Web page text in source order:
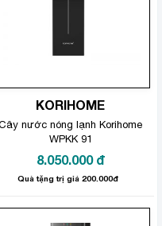
KORIHOME
nước nóng lạnh Korihome
WPKK 91
8.050.000 đ
Quà tặng trị giá 200.000đ